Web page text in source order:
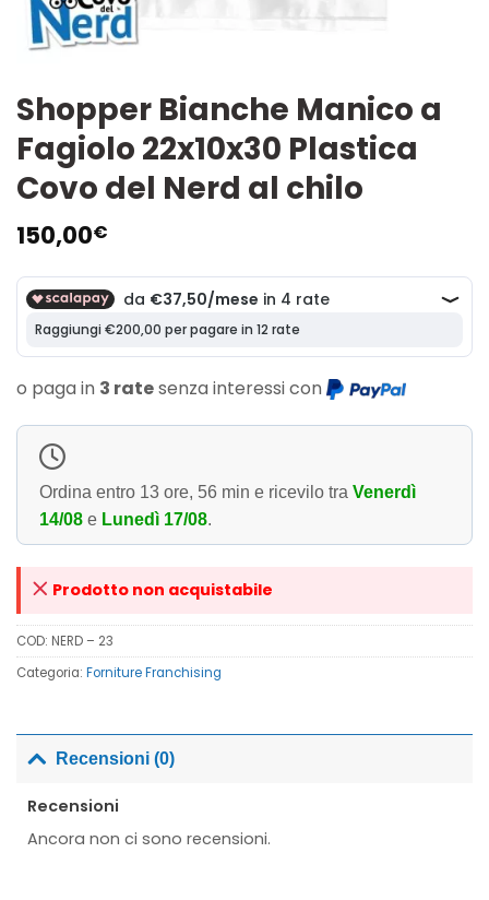
Shopper Bianche Manico a
Fagiolo 22x10x30 Plastica
Covo del Nerd al chilo
150,00€
o paga in 3 ratesenza interessi con
Ordina entro 13 ore, 56 min e ricevilo tra Venerdì
14/08 e Lunedì 17/08.
Prodotto non acquistabile
COD: NERD – 23
Categoria: Forniture Franchising
Recensioni (0)
Recensioni
Ancora non ci sono recensioni.